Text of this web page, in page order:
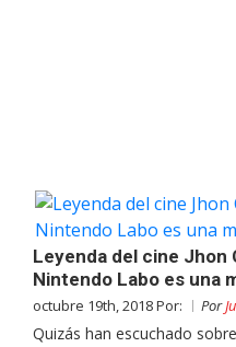
Leyenda del cine Jhon
Nintendo Labo es una
octubre 19th, 2018 Por: Por
Quizás han escuchado